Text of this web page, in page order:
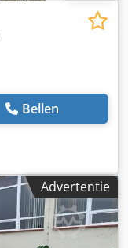
Bellen
Advertentie